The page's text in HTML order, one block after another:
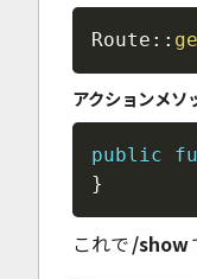
Route ::
アクションメソ
public
}
これで/show